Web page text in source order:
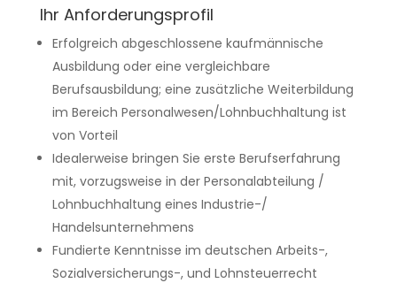
Ihr Anforderungsprofil
Erfolgreich abgeschlossene kaufmännische
Ausbildung oder eine vergleichbare
Berufsausbildung; eine zusätzliche Weiterbildung
im Bereich Personalwesen/Lohnbuchhaltung ist
von Vorteil
Idealerweise bringen Sie erste Berufserfahrung
mit, vorzugsweise in der Personalabteilung /
Lohnbuchhaltung eines Industrie-/
Handelsunternehmens
Fundierte Kenntnisse im deutschen Arbeits-,
Sozialversicherungs-, und Lohnsteuerrecht